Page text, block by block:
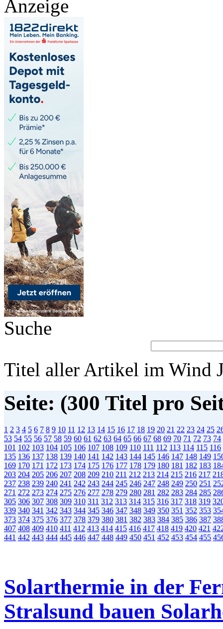
Anzeige
Suche
Titel aller Artikel im Wind
Seite: (300 Titel pro
1 2 3 4 5 6 7 8 9 10 11 12 13 14 15 16 17 18 19 20 21 22 23 24 25
53 54 55 56 57 58 59 60 61 62 63 64 65 66 67 68 69 70 71 72 73 74
101 102 103 104 105 106 107 108 109 110 111 112 113 114 115 116
135 136 137 138 139 140 141 142 143 144 145 146 147 148 149
169 170 171 172 173 174 175 176 177 178 179 180 181 182 183
203 204 205 206 207 208 209 210 211 212 213 214 215 216 217
237 238 239 240 241 242 243 244 245 246 247 248 249 250 251
271 272 273 274 275 276 277 278 279 280 281 282 283 284 285
305 306 307 308 309 310 311 312 313 314 315 316 317 318 319
339 340 341 342 343 344 345 346 347 348 349 350 351 352 353
373 374 375 376 377 378 379 380 381 382 383 384 385 386 387
407 408 409 410 411 412 413 414 415 416 417 418 419 420 421
441 442 443 444 445 446 447 448 449 450 451 452 453 454 455
Solarthermie in der
Stralsund bauen